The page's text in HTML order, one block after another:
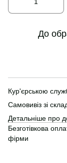
До
Кур'єрською
Самовивіз зі
Детальніше про
Безготівкова
фірми